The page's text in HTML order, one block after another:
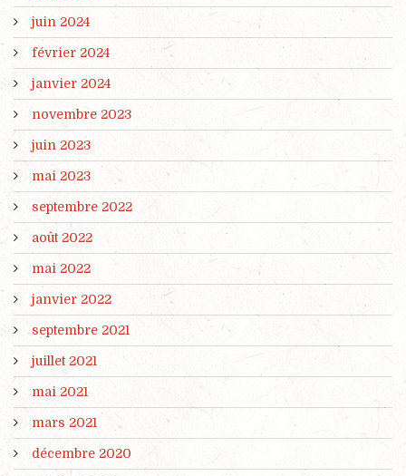
juin 2024
février 2024
janvier 2024
novembre 2023
juin 2023
mai 2023
septembre 2022
août 2022
mai 2022
janvier 2022
septembre 2021
juillet 2021
mai 2021
mars 2021
décembre 2020